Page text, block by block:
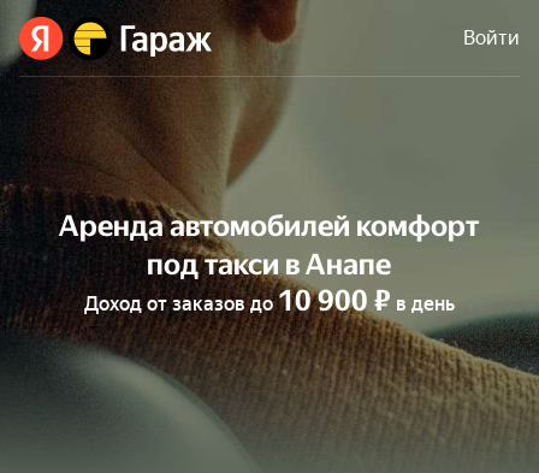
Войти
Аренда автомобилей комфорт
под такси в Анапе
Доход от заказов до 10 900 ₽ в день